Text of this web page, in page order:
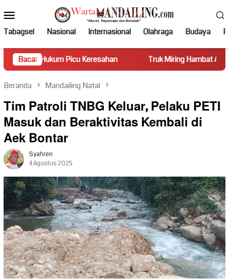
ke
kontenMobile
Tabagsel Nasional Internasional Olahraga Budaya
Baca:
Picu Keresahan Truk Miring Hambat Arus Lalu Lintas
Beranda Mandailing Natal
Tim Patroli TNBG Keluar, Pelaku PETI
Masuk dan Beraktivitas Kembali di
Aek Bontar
Syahren
4 Agustus 2025